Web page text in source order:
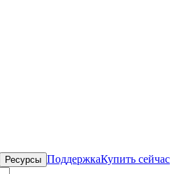
Ресурсы ПоддержкаКупить сейчас